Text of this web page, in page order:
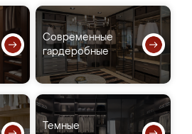
Современные
гардеробные
Темные